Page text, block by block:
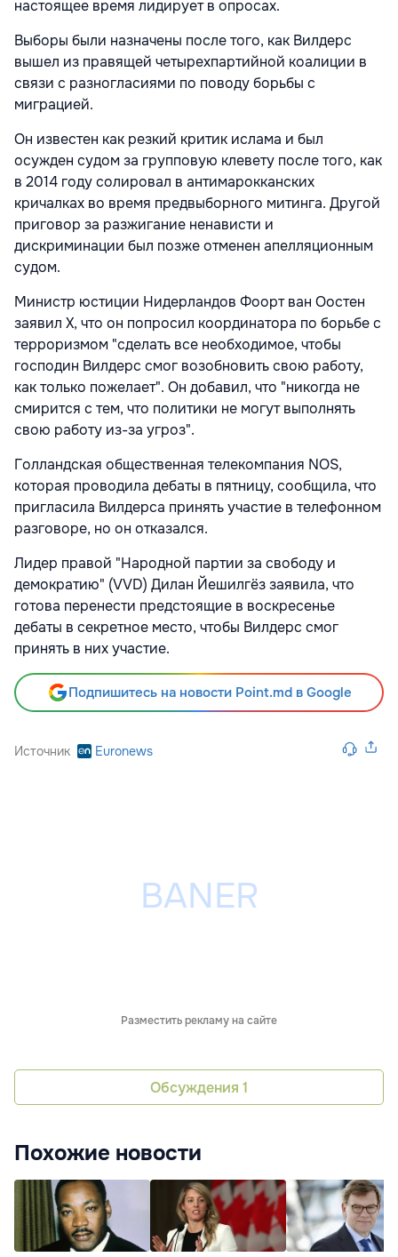
настоящее время лидирует в опросах.
Выборы были назначены после того, как Вилдерс
вышел из правящей четырехпартийной коалиции в
связи с разногласиями по поводу борьбы с
миграцией.
Он известен как резкий критик ислама и был
осужден судом за групповую клевету после того, как
в 2014 году солировал в антимарокканских
кричалках во время предвыборного митинга. Другой
приговор за разжигание ненависти и
дискриминации был позже отменен апелляционным
судом.
Министр юстиции Нидерландов Фоорт ван Оостен
заявил X, что он попросил координатора по борьбе с
терроризмом "сделать все необходимое, чтобы
господин Вилдерс смог возобновить свою работу,
как только пожелает". Он добавил, что "никогда не
смирится с тем, что политики не могут выполнять
свою работу из-за угроз".
Голландская общественная телекомпания NOS,
которая проводила дебаты в пятницу, сообщила, что
пригласила Вилдерса принять участие в телефонном
разговоре, но он отказался.
Лидер правой "Народной партии за свободу и
демократию" (VVD) Дилан Йешилгёз заявила, что
готова перенести предстоящие в воскресенье
дебаты в секретное место, чтобы Вилдерс смог
принять в них участие.
Подпишитесь на новости Point.md в Google
Источник Euronews
Разместить рекламу на сайте
Обсуждения 1
Похожие новости